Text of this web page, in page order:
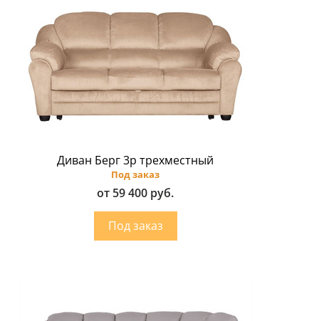
Диван Берг 3p трехместный
Под заказ
от 59 400 руб.